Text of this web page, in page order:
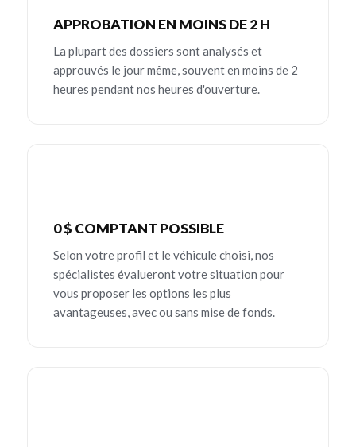
APPROBATION EN MOINS DE 2 H
La plupart des dossiers sont analysés et
approuvés le jour même, souvent en moins de 2
heures pendant nos heures d'ouverture.
0 $ COMPTANT POSSIBLE
Selon votre profil et le véhicule choisi, nos
spécialistes évalueront votre situation pour
vous proposer les options les plus
avantageuses, avec ou sans mise de fonds.